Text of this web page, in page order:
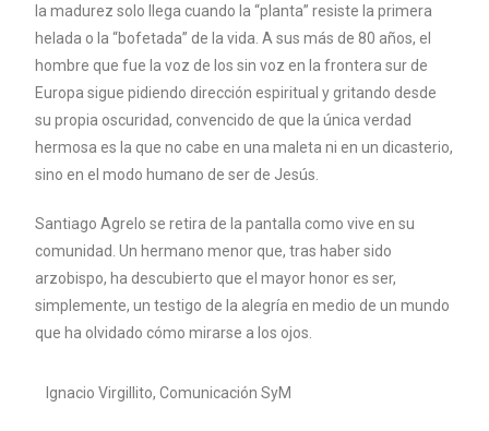
la madurez solo llega cuando la “planta” resiste la primera
helada o la “bofetada” de la vida. A sus más de 80 años, el
hombre que fue la voz de los sin voz en la frontera sur de
Europa sigue pidiendo dirección espiritual y gritando desde
su propia oscuridad, convencido de que la única verdad
hermosa es la que no cabe en una maleta ni en un dicasterio,
sino en el modo humano de ser de Jesús.
Santiago Agrelo se retira de la pantalla como vive en su
comunidad. Un hermano menor que, tras haber sido
arzobispo, ha descubierto que el mayor honor es ser,
simplemente, un testigo de la alegría en medio de un mundo
que ha olvidado cómo mirarse a los ojos.
Ignacio Virgillito, Comunicación SyM